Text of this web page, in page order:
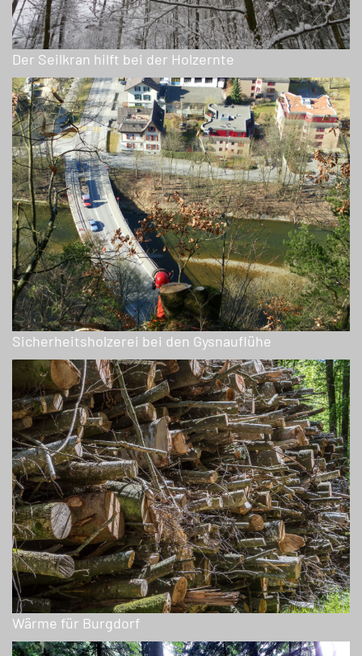
Der Seilkran hilft bei der Holzernte
Sicherheitsholzerei bei den Gysnauflühe
Wärme für Burgdorf